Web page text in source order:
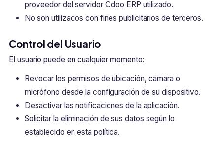
proveedor del servidor Odoo ERP utilizado.
No son utilizados con fines publicitarios de terceros.
Control del Usuario
El usuario puede en cualquier momento:
Revocar los permisos de ubicación, cámara o
micrófono desde la configuración de su dispositivo.
Desactivar las notificaciones de la aplicación.
Solicitar la eliminación de sus datos según lo
establecido en esta política.